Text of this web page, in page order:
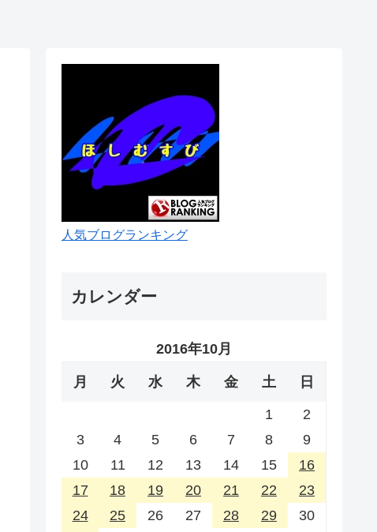
人気ブログランキング
カレンダー
2016年10月
月 火 水 木 金 土 日
1
2
3
4 5 6 7 8
9
10
11 12 13 14 15
16
17
18 19 20 21 22
23
24
25 26 27 28 29
30